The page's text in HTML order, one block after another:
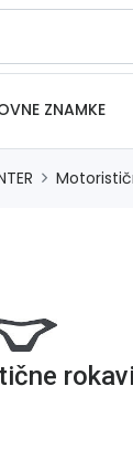
ZNAMKE